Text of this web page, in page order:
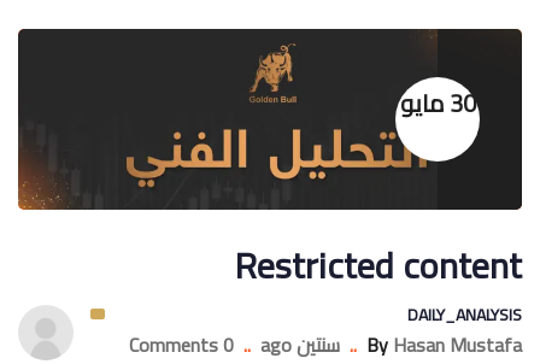
30 مايو
Restricted content
DAILY_ANALYSIS
ByHasan Mustafa
.. سنتين ago ..
0 Comments